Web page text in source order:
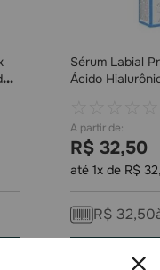
Sérum Labial
Ácido
R$ 32,50
até1x de R$ 32,
R$ 32,50